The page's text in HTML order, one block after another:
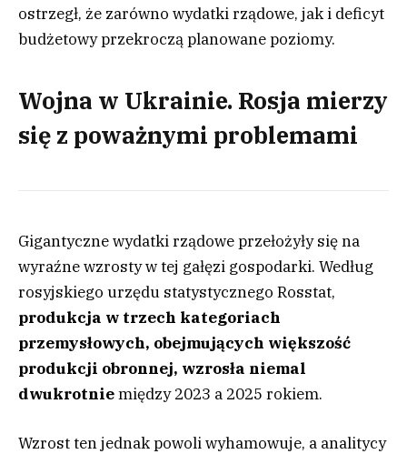
ostrzegł, że zarówno wydatki rządowe, jak i deficyt
budżetowy przekroczą planowane poziomy.
Wojna w Ukrainie. Rosja mierzy
się z poważnymi problemami
Gigantyczne wydatki rządowe przełożyły się na
wyraźne wzrosty w tej gałęzi gospodarki. Według
rosyjskiego urzędu statystycznego Rosstat,
produkcja w trzech kategoriach
przemysłowych, obejmujących większość
produkcji obronnej, wzrosła niemal
dwukrotniemiędzy 2023 a 2025 rokiem.
Wzrost ten jednak powoli wyhamowuje, a analitycy